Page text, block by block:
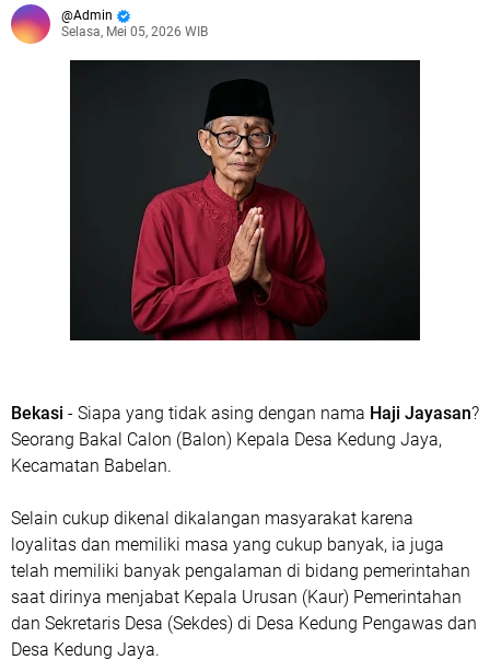
Admin
Selasa, Mei 05, 2026 WIB
Bekasi - Siapa yang tidak asing dengan nama Haji Jayasan?
Seorang Bakal Calon (Balon) Kepala Desa Kedung Jaya,
Kecamatan Babelan.
Selain cukup dikenal dikalangan masyarakat karena
loyalitas dan memiliki masa yang cukup banyak, ia juga
telah memiliki banyak pengalaman di bidang pemerintahan
saat dirinya menjabat Kepala Urusan (Kaur) Pemerintahan
dan Sekretaris Desa (Sekdes) di Desa Kedung Pengawas dan
Desa Kedung Jaya.